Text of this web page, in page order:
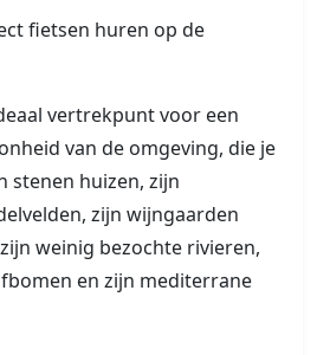
fietsen huren op de
vertrekpunt voor een
van de omgeving, die je
stenen huizen, zijn
zijn wijngaarden
weinig bezochte rivieren,
en zijn mediterrane